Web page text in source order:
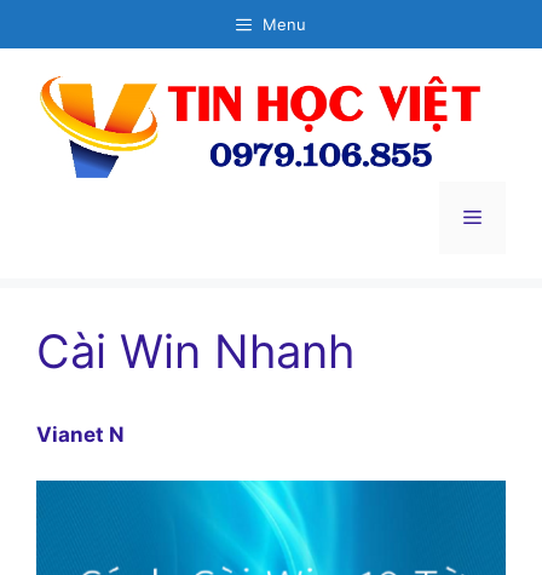
đến
dung
Menu
Menu
Cài Win Nhanh
Vianet N